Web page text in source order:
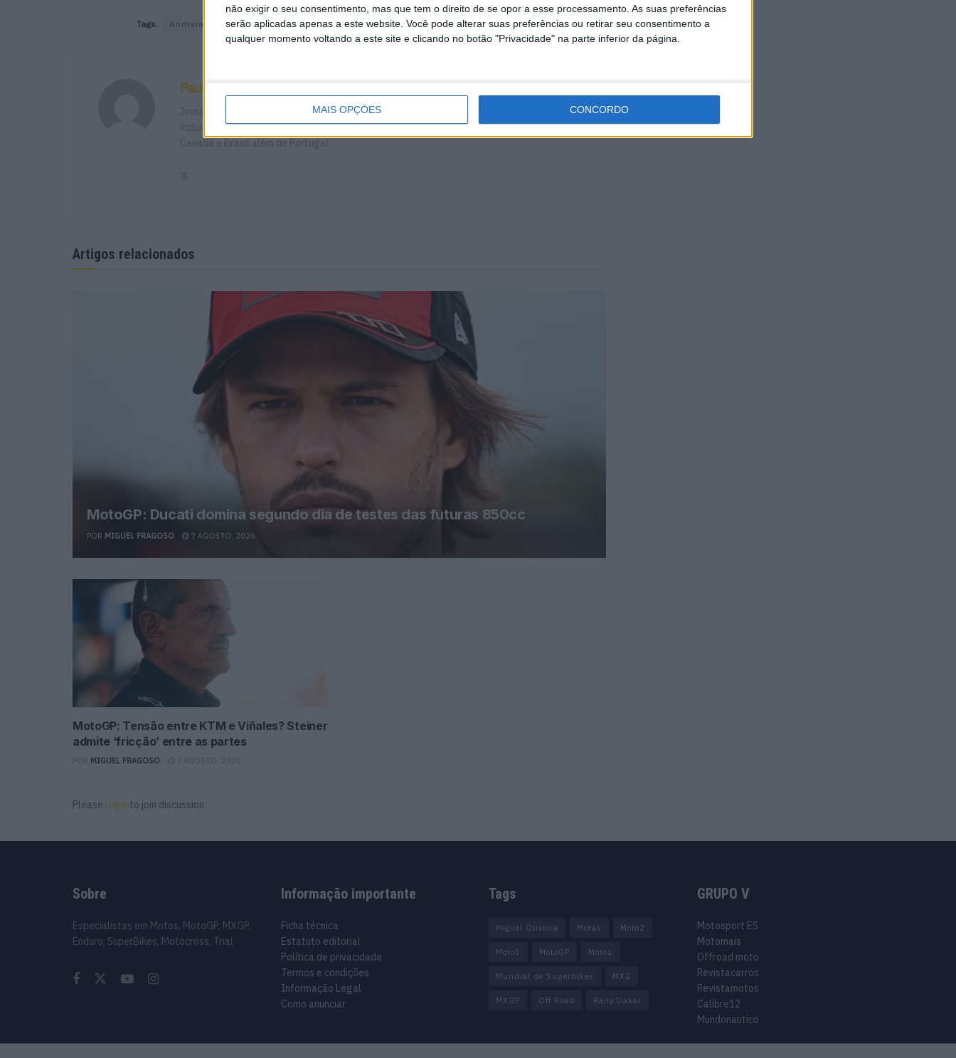
não exigir o seu consentimento, mas que tem o direito de se opor a esse processamento. As suas preferências
serão aplicadas apenas a este website. Você pode alterar suas preferências ou retirar seu consentimento a
qualquer momento voltando a este site e clicando no botão "Privacidade" na parte inferior da página.
MAIS OPÇÕES CONCORDO
Tags: Andreia Costa da Caparica Cristina KTM Miguel Oliveira Paulo
Paulo Araújo
Jornalista especialista de velocidade, MotoGP e SBK com mais de 36 anos de atividade,
incluindo Imprensa, Radio e TV e trabalhos publicados no Reino Unido, Irlanda, Grécia,
Canadá e Brasil além de Portugal
Artigos relacionados
MotoGP: Ducati domina segundo dia de testes das futuras 850cc
POR MIGUEL FRAGOSO 7 AGOSTO, 2026
MotoGP: Tensão entre KTM e Viñales? Steiner
admite ‘fricção’ entre as partes
MIGUEL FRAGOSO 7 AGOSTO, 2026
Please login to join discussion
Sobre
Especialistas em Motos, MotoGP, MXGP,
Enduro, SuperBikes, Motocross, Trial
Informação importante
Ficha técnica
Estatuto editorial
Política de privacidade
Termos e condições
Informação Legal
Como anunciar
Tags
Miguel Oliveira Motas Moto2
Moto3 MotoGP Motos
Mundial de Superbikes MX2
MXGP Off Road Rally Dakar
GRUPO V
Motosport ES
Motomais
Offroad moto
Revistacarros
Revistamotos
Calibre12
Mundonautico